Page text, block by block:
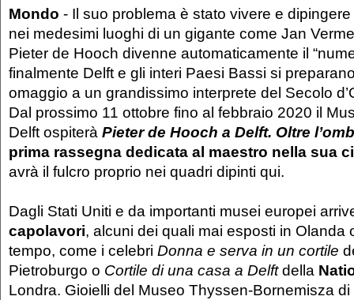
Mondo - Il suo problema è stato vivere e
nei medesimi luoghi di un gigante come Jan
Pieter de Hooch divenne automaticamente il
finalmente Delft e gli interi Paesi Bassi si
omaggio a un grandissimo interprete del Secolo
Dal prossimo 11 ottobre fino al febbraio 2020 il
Delft ospiterà Pieter de Hooch a Delft. Oltre
prima rassegna dedicata al maestro nella sua
avrà il fulcro proprio nei quadri dipinti qui.
Dagli Stati Uniti e da importanti musei europei
capolavori, alcuni dei quali mai esposti in Olanda
tempo, come i celebri Donna e serva in un cortile
Pietroburgo o Cortile di una casa a Delftdella
Londra. Gioielli del Museo Thyssen-Bornemisza